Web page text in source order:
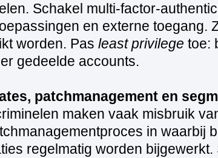
Schakel
en externe toegang.
worden. Pas least privilege toe:
gedeelde accounts.
patchmanagement en
maken vaak misbruik
in waarbij
regelmatig worden